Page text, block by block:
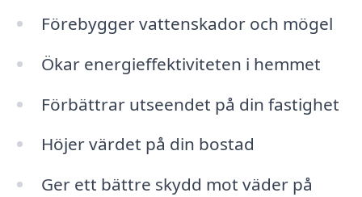
Förebygger vattenskador och mögel
Ökar energieffektiviteten i hemmet
Förbättrar utseendet på din fastighet
Höjer värdet på din bostad
Ger ett bättre skydd mot väder på